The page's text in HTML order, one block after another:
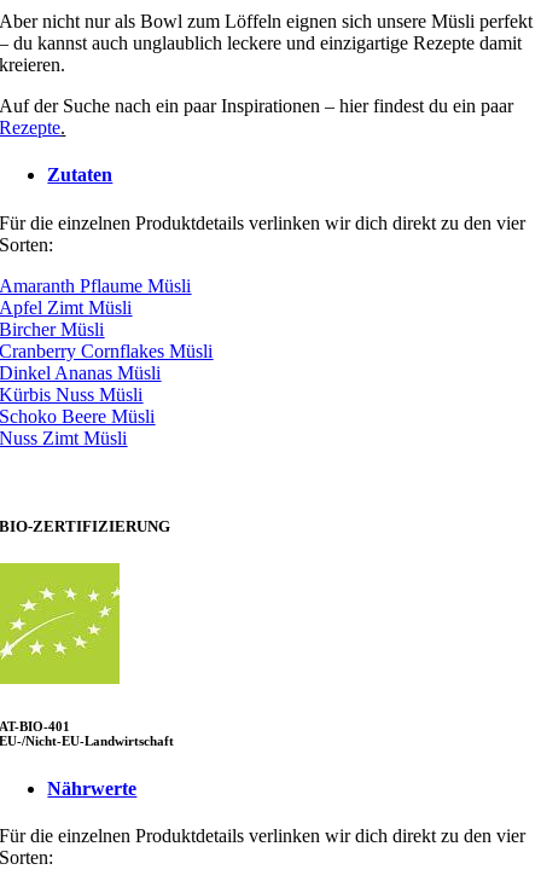
Aber nicht nur als Bowl zum Löffeln eignen sich unsere Müsli perfekt
– du kannst auch unglaublich leckere und einzigartige Rezepte damit
kreieren.
Auf der Suche nach ein paar Inspirationen – hier findest du ein paar
Rezepte.
Zutaten
Für die einzelnen Produktdetails verlinken wir dich direkt zu den vier
Sorten:
Amaranth Pflaume Müsli
Apfel Zimt Müsli
Bircher Müsli
Cranberry Cornflakes Müsli
Dinkel Ananas Müsli
Kürbis Nuss Müsli
Schoko Beere Müsli
Nuss Zimt Müsli
BIO-ZERTIFIZIERUNG
AT-BIO-401
EU-/Nicht-EU-Landwirtschaft
Nährwerte
Für die einzelnen Produktdetails verlinken wir dich direkt zu den vier
Sorten: